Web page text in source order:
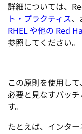
詳細については、
ト・プラクティス、
RHEL や他の Red
参照してください。
この原則を使用して
必要と見なすパッ
す。
たとえば、インタ